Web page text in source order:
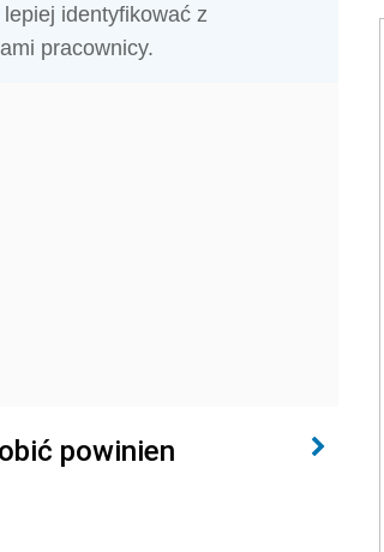
identyfikować z
pracownicy.
powinien